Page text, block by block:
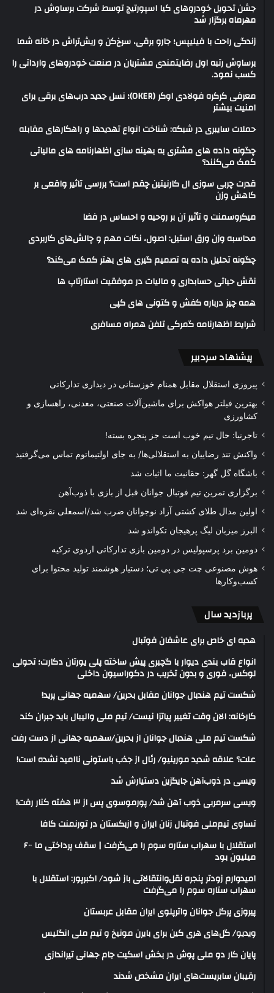
جشن تحویل خودروهای کیا اسپورتیج توسط شرکت برساوش در
مهرماه برگزار شد
زندگی راحت با فیلیپس؛ جارو برقی، سرخ‌کن و ریش‌تراش در خانه شما
برساوش رتبه اول رضایتمندی مشتریان در صنعت خودروهای وارداتی را
کسب نمود.
معرفی کرکره فولادی اوکر (OKER)؛ نسل جدید درب‌های برقی برای
امنیت بیشتر
حملات سایبری در شبکه: شناخت انواع تهدیدها و راهکارهای مقابله
چگونه داده های مشتری به بهینه سازی اظهارنامه های مالیاتی
کمک می‌کنند؟
قدرت چربی سوزی ال کارنیتین چقدر است؟ بررسی تاثیر واقعی بر
کاهش وزن
میکروسمنت و تأثیر آن بر روحیه و احساس در فضا
محاسبه وزن ورق استیل: اصول، نکات مهم و چالش‌های کاربردی
چگونه تحلیل داده به تصمیم گیری های بهتر کمک می‌کند؟
نقش حیاتی حسابداری و مالیات در موفقیت استارتاپ ها
همه چیز درباره کفش و کتونی های کپی
شرایط اظهارنامه گمرکی تلفن همراه مسافری
پیشنهاد سردبیر
پیروزی استقلال مقابل همنام خوزستانی در دیداری تدارکاتی
بهترین فیلتر هواکش برای ماشین‌آلات صنعتی، معدنی، راهسازی و
کشاورزی
تاجرنیا: حال تیم خوب است جز پنجره بسته!
واکنش تند رضاییان به استقلالی‌ها/ به جای اولتیماتوم تماس می‌گرفتید
باشگاه گل گهر: حقانیت ما اثبات شد
برگزاری تمرین تیم فوتبال جوانان قبل از بازی با ذوب‌آهن
اولین مدال طلای کشتی آزاد نوجوانان ضرب شد/اسمعلی نقره‌ای شد
البرز میزبان لیگ پرهیجان تکواندو شد
دومین برد پرسپولیس در دومین بازی تدارکاتی اردوی ترکیه
هوش مصنوعی چت جی پی تی؛ دستیار هوشمند تولید محتوا برای
کسب‌وکارها
پربازدید سال
هدیه ای خاص برای عاشفان فوتبال
انواع قاب بندی دیوار با گچبری پیش ساخته پلی یورتان دکارت؛ تحولی
لوکس، فوری و بدون تخریب در دکوراسیون داخلی
شکست تیم هندبال جوانان مقابل بحرین/ سهمیه جهانی پرید!
کارخانه: الان وقت تغییر پیاتزا نیست/ تیم ملی والیبال باید جبران کند
شکست تیم ملی هندبال جوانان از بحرین/سهمیه جهانی از دست رفت
علت؟ علاقه شدید مورینیو/ رئال از جذب باستونی ناامید نشده است!
ویسی در ذوب‌آهن جایگزین دستیارش شد
ویسی سرمربی ذوب آهن شد/ پورموسوی پس از ۳ هفته کنار رفت!
تساوی تیم‌ملی فوتبال زنان ایران و ازبکستان در تورنمنت کافا
استقلال با سهراب ستاره سوم را می‌گرفت | سقف پرداختی ما ۶۰۰
میلیون بود
امیدوارم زودتر پنجره نقل‌وانتقالاتی باز شود/ اکبرپور: استقلال با
سهراب ستاره سوم را می‌گرفت
پیروزی پرگل جوانان واترپلوی ایران مقابل عربستان
ویدیو/ گل‌های هری‌ کین برای بایرن مونیخ و تیم ملی انگلیس
پایان کار دو ملی پوش در بخش اسکیت جام جهانی تیراندازی
رقیبان سابریست‌های ایران مشخص شدند